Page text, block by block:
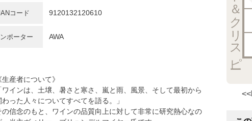
コード 9120132120610
ポーター AWA
生産者について》
ワインは、土壌、暑さと寒さ、嵐と雨、風景、そして最初から
わった人々についてすべてを語る。」
の信念のもと、ワインの品質向上に対して非常に研究熱心なの